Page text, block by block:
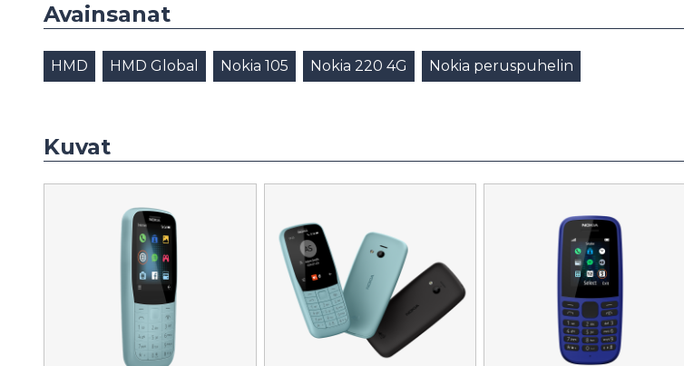
Avainsanat
HMD HMD Global Nokia 105 Nokia 220 4G Nokia peruspuhelin
Kuvat